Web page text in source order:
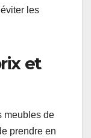
de
l’achat.